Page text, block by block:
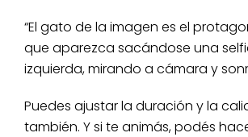
“El gato de la imagen es el
que aparezca sacándose una
izquierda, mirando a cámara y
Puedes ajustar la duración y la
también. Y si te animás, podés